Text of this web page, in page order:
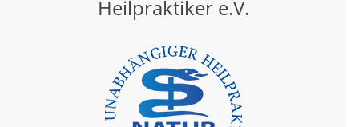
Heilpraktiker e.V.